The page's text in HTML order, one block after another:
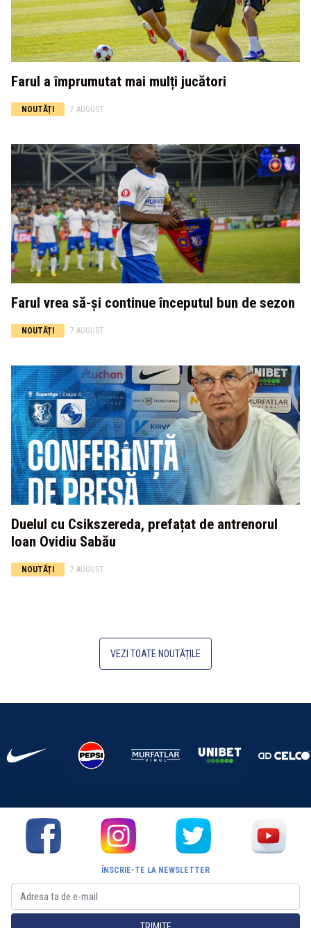
Farul a împrumutat mai mulți jucători
NOUTĂȚI 7 AUGUST
Farul vrea să-și continue începutul bun de sezon
NOUTĂȚI 7 AUGUST
Duelul cu Csikszereda, prefațat de antrenorul
Ioan Ovidiu Sabău
NOUTĂȚI 7 AUGUST
VEZI TOATE NOUTĂȚILE
ÎNSCRIE-TE LA NEWSLETTER